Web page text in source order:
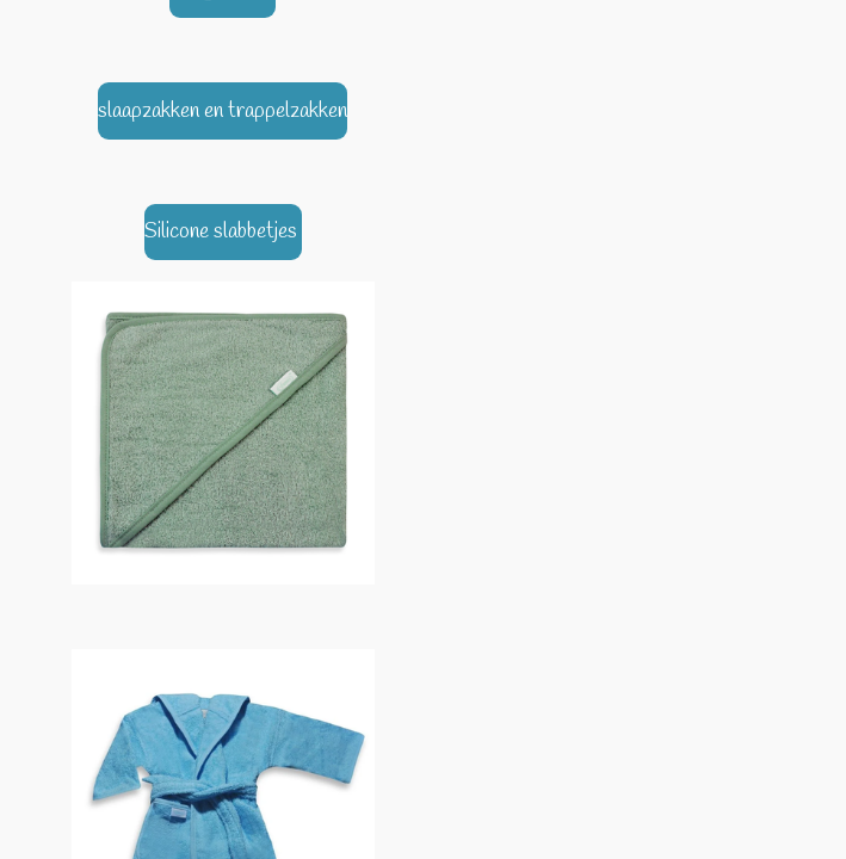
slaapzakken en trappelzakken
Silicone slabbetjes